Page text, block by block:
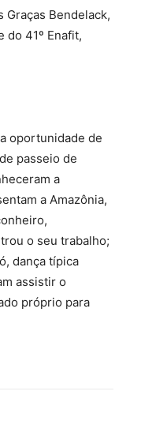
Graças Bendelack,
do 41º Enafit,
oportunidade de
passeio de
a
a Amazônia,
o seu trabalho;
dança típica
assistir o
próprio para